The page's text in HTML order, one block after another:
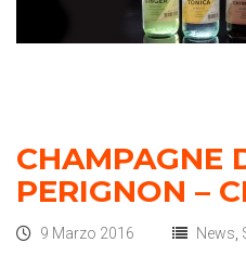
CHAMPAGNE
PERIGNON –
9 Marzo 2016 News